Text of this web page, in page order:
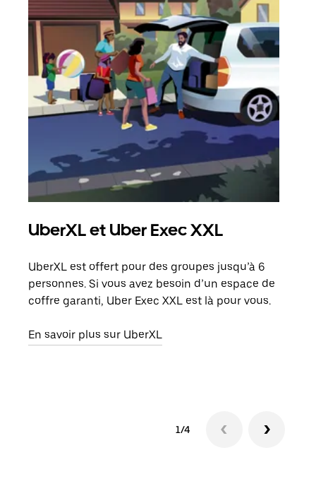
UberXL et Uber Exec XXL
UberXL est offert pour des groupes jusqu’à 6
personnes. Si vous avez besoin d’un espace de
coffre garanti, Uber Exec XXL est là pour vous.
En savoir plus sur UberXL
1/4